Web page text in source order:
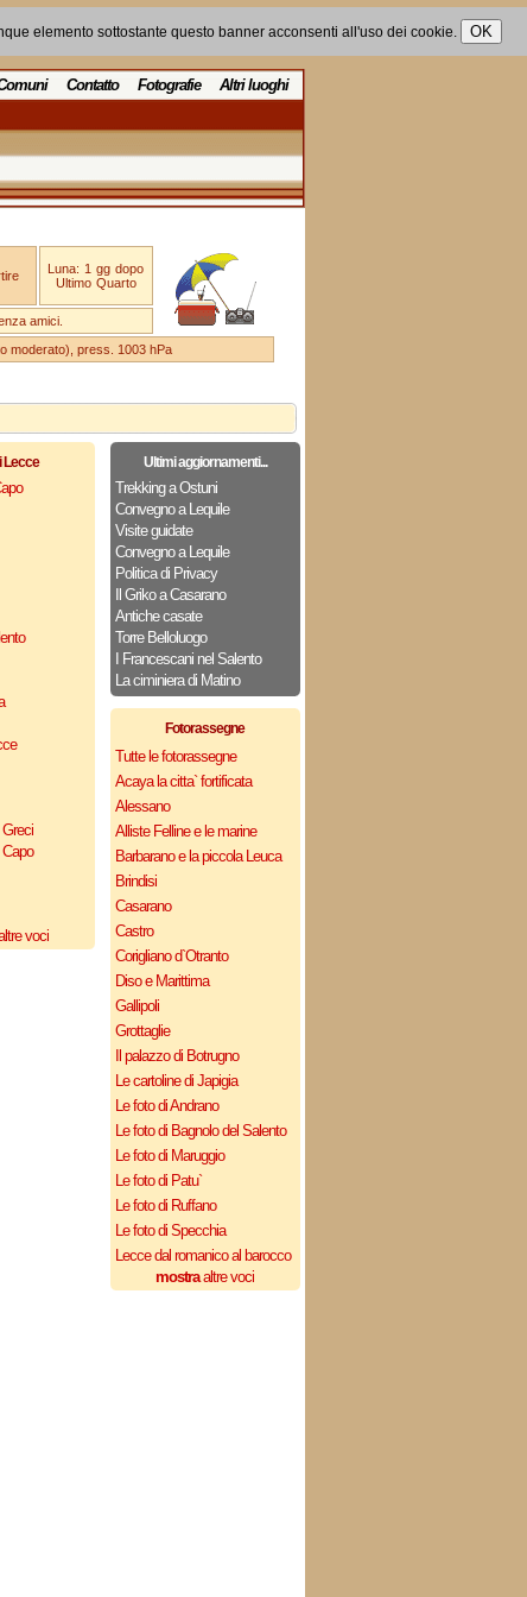
elemento sottostante questo banner acconsenti all'uso dei cookie.
Contatto Fotografie Altri luoghi
Luna: 1 gg dopo
Ultimo Quarto
amici.
moderato), press. 1003 hPa
Lecce
voci
Ultimi aggiornamenti...
Trekking a Ostuni
Convegno a Lequile
Visite guidate
Convegno a Lequile
Politica di Privacy
Il Griko a Casarano
Antiche casate
Torre Belloluogo
I Francescani nel Salento
La ciminiera di Matino
Fotorassegne
Tutte le fotorassegne
Acaya la citta` fortificata
Alessano
Alliste Felline e le marine
Barbarano e la piccola Leuca
Brindisi
Casarano
Castro
Corigliano d`Otranto
Diso e Marittima
Gallipoli
Grottaglie
Il palazzo di Botrugno
Le cartoline di Japigia
Le foto di Andrano
Le foto di Bagnolo del Salento
Le foto di Maruggio
Le foto di Patu`
Le foto di Ruffano
Le foto di Specchia
Lecce dal romanico al barocco
mostraaltre voci